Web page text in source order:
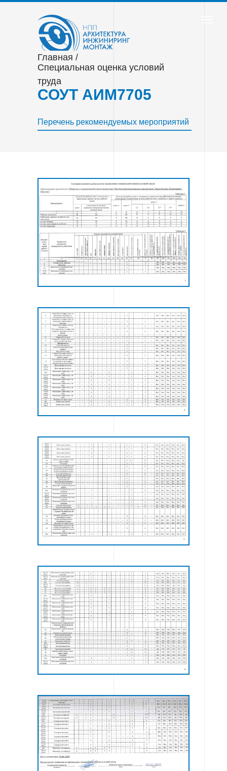
Главная /
СОУТ АИМ7705
Специальная оценка условий
труда
Перечень рекомендуемых мероприятий